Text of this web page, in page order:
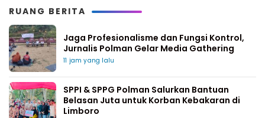
RUANG BERITA
Jaga Profesionalisme dan Fungsi Kontrol,
Jurnalis Polman Gelar Media Gathering
11 jam yang lalu
SPPI & SPPG Polman Salurkan Bantuan
Belasan Juta untuk Korban Kebakaran di
Limboro